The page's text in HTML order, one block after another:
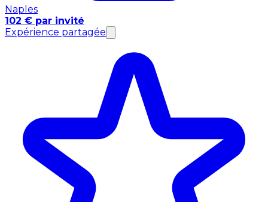
Naples
102 € par invité
Expérience partagée